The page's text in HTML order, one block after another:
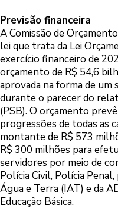
Previsão financeira
A Comissão de
lei que trata da Lei
exercício financeiro de
orçamento de R$ 54,6
aprovada na forma de
durante o parecer do
(PSB). O orçamento
progressões de todas as
montante de R$ 573
R$ 300 milhões para
servidores por meio de
Polícia Civil, Polícia
Água e Terra (IAT) e da
Educação Básica.